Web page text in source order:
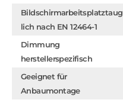
Bildschirmarbeitsplatztaug
lich nach EN 12464-1
Dimmung
herstellerspezifisch
Geeignet für
Anbaumontage